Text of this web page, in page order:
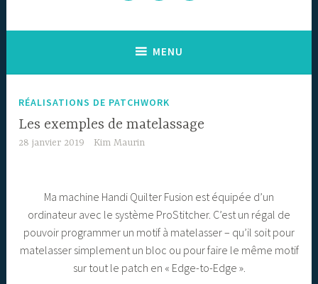
MENU
RÉALISATIONS DE PATCHWORK
Les exemples de matelassage
28 janvier 2019 Kim Maurin
Ma machine Handi Quilter Fusion est équipée d’un
ordinateur avec le système ProStitcher. C’est un régal de
pouvoir programmer un motif à matelasser – qu’il soit pour
matelasser simplement un bloc ou pour faire le même motif
sur tout le patch en « Edge-to-Edge ».